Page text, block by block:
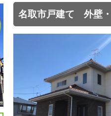
名取市戸建て 外壁